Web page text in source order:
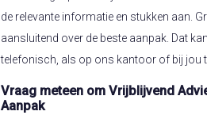
de relevante informatie en stukken aan.
aansluitend over de beste aanpak. Dat
telefonisch, als op ons kantoor of bij jou
Vraag meteen om Vrijblijvend
Aanpak